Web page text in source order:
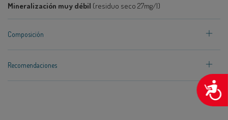
Mineralización muy débil (residuo seco 27mg/l)
Composición
Recomendaciones